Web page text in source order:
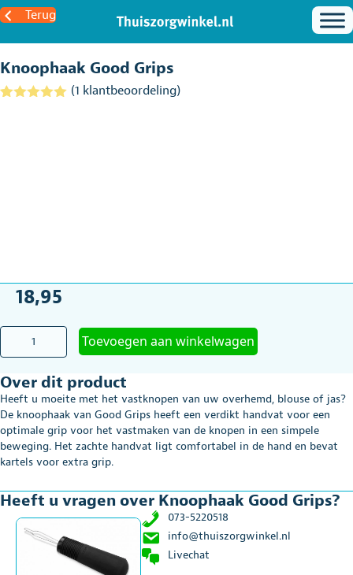
Terug
Knoophaak Good Grips
(1 klantbeoordeling)
18,95
Knoophaak
aantal
Toevoegen aan winkelwagen
Over dit product
Heeft u moeite met het vastknopen van uw overhemd, blouse of jas?
De knoophaak van Good Grips heeft een verdikt handvat voor een
optimale grip voor het vastmaken van de knopen in een simpele
beweging. Het zachte handvat ligt comfortabel in de hand en bevat
kartels voor extra grip.
Heeft u vragen over Knoophaak Good Grips?
073-5220518
info@thuiszorgwinkel.nl
Livechat